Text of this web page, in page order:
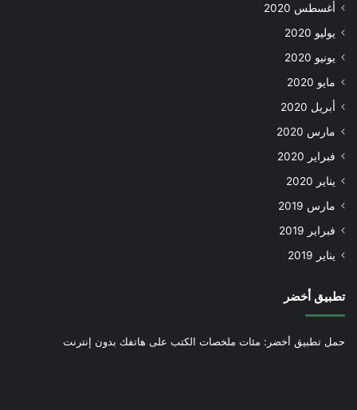
أغسطس 2020
يوليو 2020
يونيو 2020
مايو 2020
أبريل 2020
مارس 2020
فبراير 2020
يناير 2020
مارس 2019
فبراير 2019
يناير 2019
تطبيق أخضر
حمل تطبيق أخضر: مئات ملخصات الكتب على هاتفك بدون إنترنت